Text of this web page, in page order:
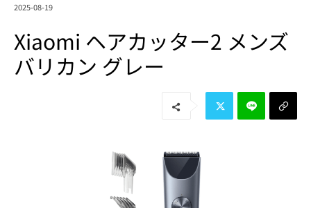
2025-08-19
Xiaomi ヘアカッター2 メンズ
バリカン グレー